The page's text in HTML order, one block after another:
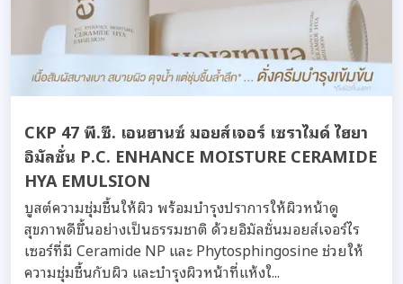
CKP 47 พี.ซี. เอนฮานซ์ มอยส์เจอร์ เซราไมด์ ไฮยา
อิมัลชั่น P.C. ENHANCE MOISTURE CERAMIDE
HYA EMULSION
บูสต์ความชุ่มชื้นให้ผิว พร้อมบำรุงปราการให้ผิวหน้าดู
สุขภาพดีขึ้นอย่างเป็นธรรมชาติ ด้วยอิมัลชั่นมอยส์เจอร์ไร
เซอร์ที่มี Ceramide NP และ Phytosphingosine ช่วยให้
ความชุ่มชื้นกับผิว และบำรุงผิวหน้าที่แห้งใ...